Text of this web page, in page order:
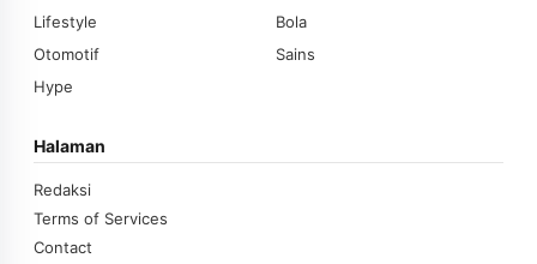
Lifestyle
Bola
Otomotif
Sains
Hype
Halaman
Redaksi
Terms of Services
Contact